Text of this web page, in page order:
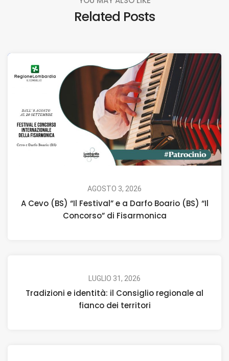
Related Posts
AGOSTO 3, 2026
A Cevo (BS) “Il Festival” e a Darfo Boario (BS) “Il
Concorso” di Fisarmonica
LUGLIO 31, 2026
Tradizioni e identità: il Consiglio regionale al
fianco dei territori